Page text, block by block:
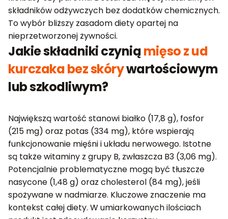
składników odżywczych bez dodatków chemicznych.
To wybór bliższy zasadom diety opartej na
nieprzetworzonej żywności.
Jakie składniki czyniąmięso z ud
kurczaka bez skórywartościowym
lub szkodliwym?
Największą wartość stanowi białko (17,8 g), fosfor
(215 mg) oraz potas (334 mg), które wspierają
funkcjonowanie mięśni i układu nerwowego. Istotne
są także witaminy z grupy B, zwłaszcza B3 (3,06 mg).
Potencjalnie problematyczne mogą być tłuszcze
nasycone (1,48 g) oraz cholesterol (84 mg), jeśli
spożywane w nadmiarze. Kluczowe znaczenie ma
kontekst całej diety. W umiarkowanych ilościach